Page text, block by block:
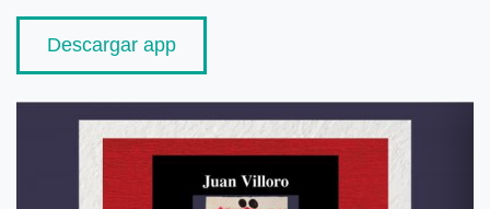
Descargar app